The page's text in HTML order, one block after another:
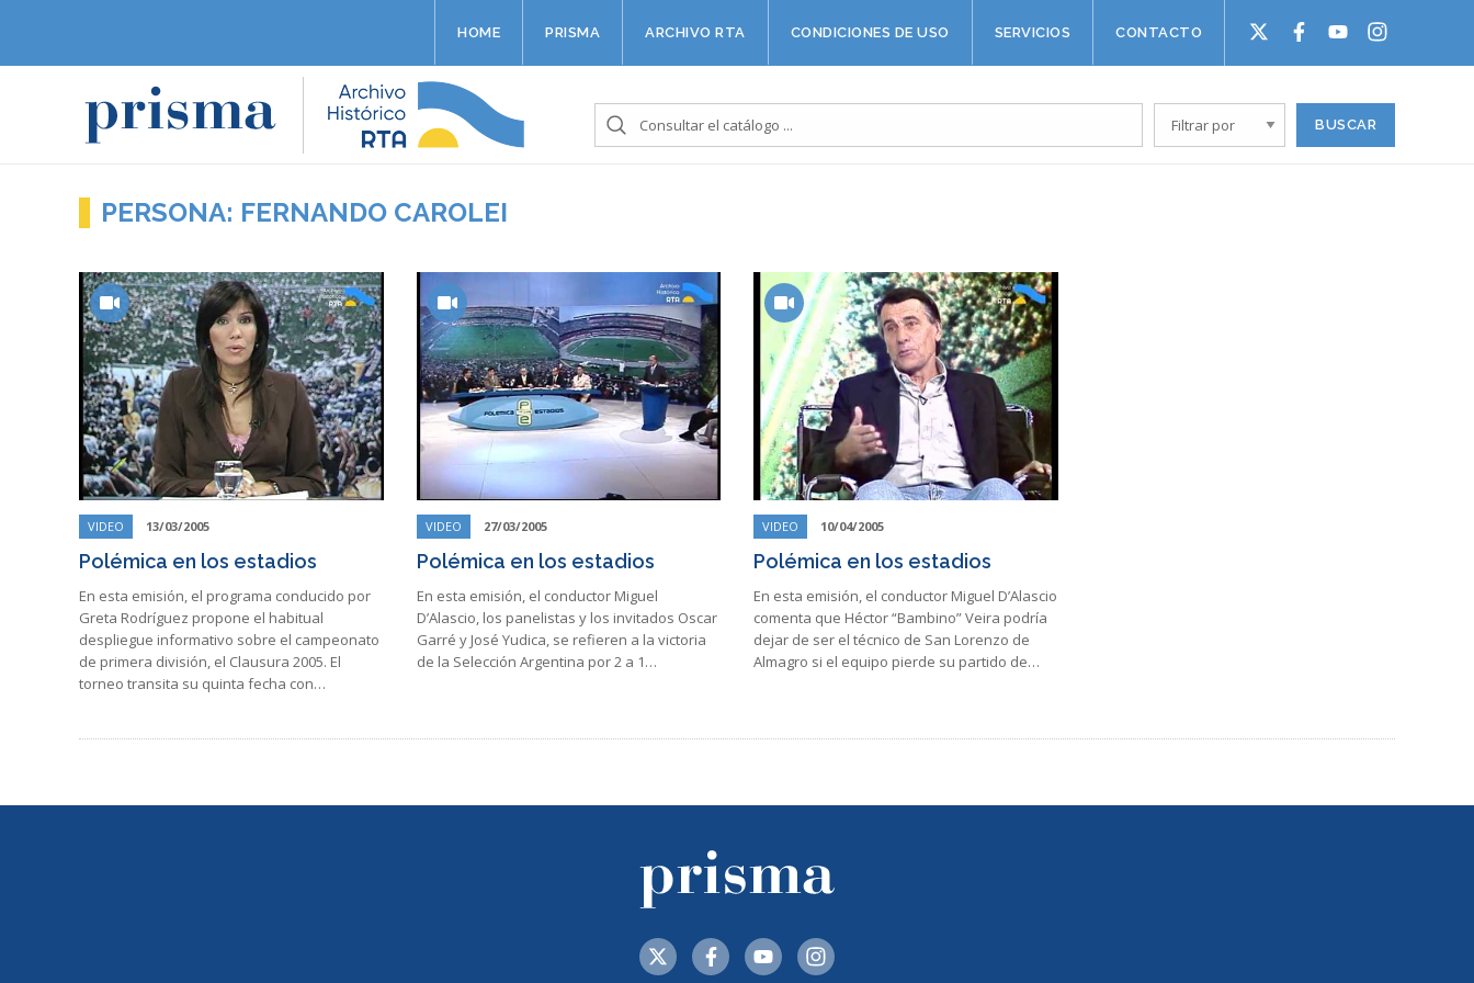
HOME PRISMA ARCHIVO RTA CONDICIONES DE USO SERVICIOS CONTACTO
PERSONA: FERNANDO CAROLEI
VIDEO 13/03/2005
Polémica en los estadios
En esta emisión, el programa conducido por
Greta Rodríguez propone el habitual
despliegue informativo sobre el campeonato
de primera división, el Clausura 2005. El
torneo transita su quinta fecha con…
VIDEO 27/03/2005
Polémica en los estadios
En esta emisión, el conductor Miguel
D’Alascio, los panelistas y los invitados Oscar
Garré y José Yudica, se refieren a la victoria
de la Selección Argentina por 2 a 1…
VIDEO 10/04/2005
Polémica en los estadios
En esta emisión, el conductor Miguel D’Alascio
comenta que Héctor “Bambino” Veira podría
dejar de ser el técnico de San Lorenzo de
Almagro si el equipo pierde su partido de…